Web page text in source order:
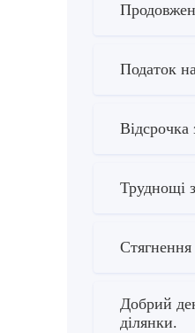
Податок
Відсрочка
Труднощі
Добрий
ділянки.